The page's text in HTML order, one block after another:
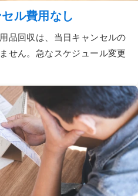
ル費用なし
品回収は、当日キャンセルの
せん。急なスケジュール変更